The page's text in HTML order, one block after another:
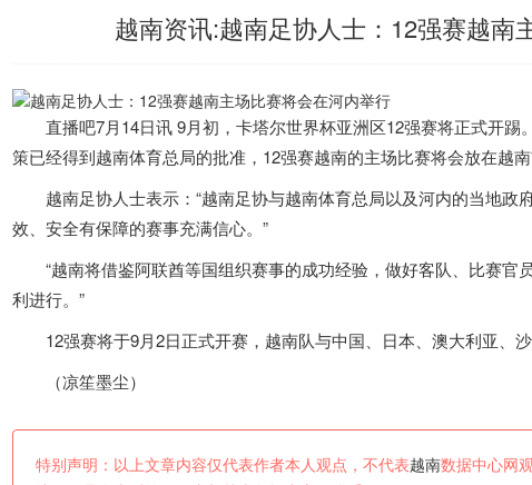
越南资讯:越南足协人士：12强赛越南
直播吧7月14日讯 9月初，卡塔尔世界杯亚洲区12强赛将正式开踢
策已经得到越南体育总局的批准，12强赛越南的主场比赛将会放在越南
越南足协人士表示：“越南足协与越南体育总局以及河内的当地政
效、安全有保障的赛事充满信心。”
“越南将借鉴阿联酋等国组织赛事的成功经验，做好客队、比赛官
利进行。”
12强赛将于9月2日正式开赛， 越南队与中国、日本、澳大利亚、
（凉笙墨尘）
特别声明：以上文章内容仅代表作者本人观点，不代表越南数据中心网